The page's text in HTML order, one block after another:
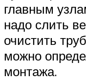
главным
надо слить
очистить
можно
монтажа.